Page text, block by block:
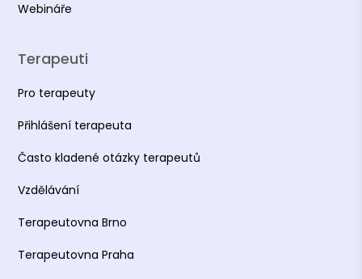
Webináře
Terapeuti
Pro terapeuty
Přihlášení terapeuta
Často kladené otázky terapeutů
Vzdělávání
Terapeutovna Brno
Terapeutovna Praha